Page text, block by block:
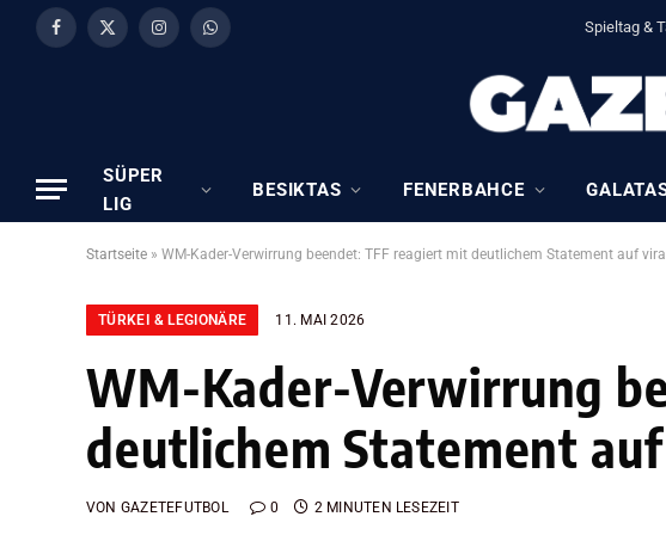
Facebook
X
InstagramWhatsApp Spieltag &
SÜPER
LIG
BESIKTAS FENERBAHCE
Startseite » WM-Kader-Verwirrung beendet: TFF reagiert mit deutlichem Statement auf
TÜRKEI & LEGIONÄRE 11. MAI 2026
WM-Kader-Verwirrung
deutlichem Statement
VON GAZETEFUTBOL 0 2 MINUTEN LESEZEIT